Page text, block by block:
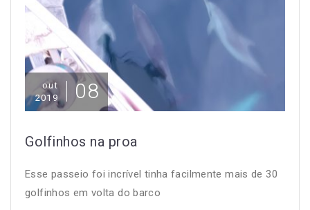
out
2019
08
Golfinhos na proa
Esse passeio foi incrível tinha facilmente mais de 30
golfinhos em volta do barco